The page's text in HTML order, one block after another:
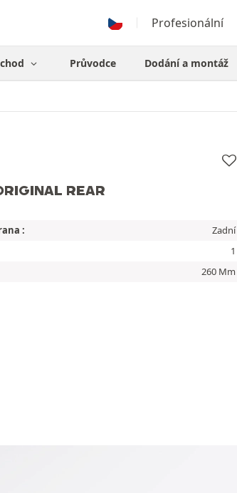
Profesionální
Průvodce Dodání a montáž
REAR
:
Zadní
1
260 Mm